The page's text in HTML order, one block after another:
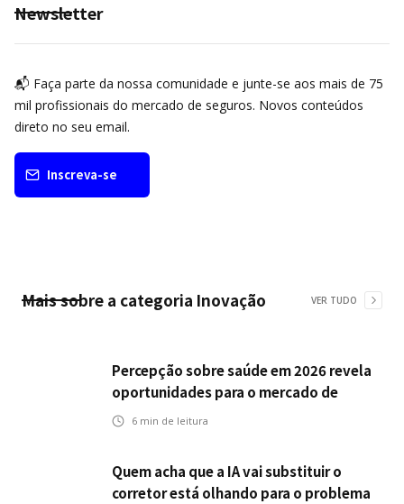
Newsletter
📬 Faça parte da nossa comunidade e junte-se aos mais de 75
mil profissionais do mercado de seguros. Novos conteúdos
direto no seu email.
Inscreva-se
Mais sobre a categoria Inovação VER TUDO
Percepção sobre saúde em 2026 revela
oportunidades para o mercado de
seguros ampliar cobertura e prevenção
6 min de leitura
Quem acha que a IA vai substituir o
corretor está olhando para o problema